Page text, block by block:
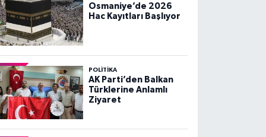
Osmaniye’de 2026
Hac Kayıtları Başlıyor
POLITIKA
AK Parti’den Balkan
Türklerine Anlamlı
Ziyaret